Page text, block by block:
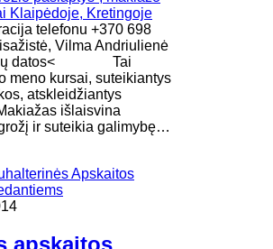
telefonu +370 698
Vilma Andriulienė
datos< Tai
meno kursai, suteikiantys
atskleidžiantys
išlaisvina
ir suteikia galimybę…
Apskaitos